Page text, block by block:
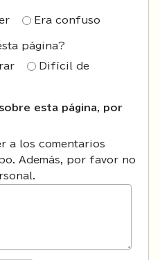
Era confuso
página?
Difícil de
esta página, por
a los comentarios
Además, por favor no